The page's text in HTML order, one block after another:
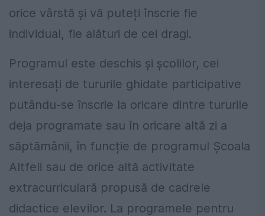
orice vârstă și vă puteți înscrie fie
individual, fie alături de cei dragi.
Programul este deschis și școlilor, cei
interesați de tururile ghidate participative
putându-se înscrie la oricare dintre tururile
deja programate sau în oricare altă zi a
săptămânii, în funcție de programul Școala
Altfel! sau de orice altă activitate
extracurriculară propusă de cadrele
didactice elevilor. La programele pentru